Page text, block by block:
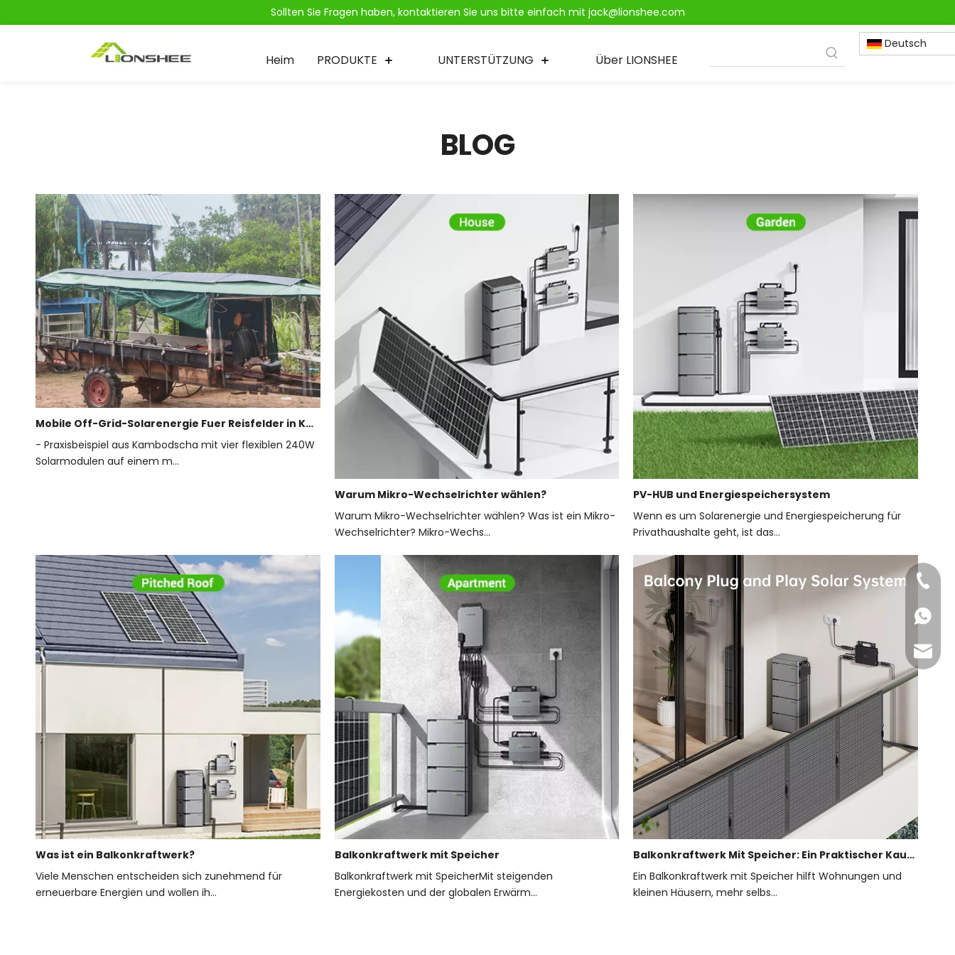
Sollten Sie Fragen haben, kontaktieren Sie uns bitte einfach mit jack@lionshee.com
Heim PRODUKTE UNTERSTÜTZUNG Über LIONSHEE
Deutsch
BLOG
Mobile Off-Grid-Solarenergie Fuer Reisfelder in Kambodscha
- Praxisbeispiel aus Kambodscha mit vier flexiblen 240W
Solarmodulen auf einem m...
Warum Mikro-Wechselrichter wählen?
Warum Mikro-Wechselrichter wählen? Was ist ein Mikro-
Wechselrichter? Mikro-Wechs...
PV-HUB und Energiespeichersystem
Wenn es um Solarenergie und Energiespeicherung für
Privathaushalte geht, ist das...
Was ist ein Balkonkraftwerk?
Viele Menschen entscheiden sich zunehmend für
erneuerbare Energien und wollen ih...
Balkonkraftwerk mit Speicher
Balkonkraftwerk mit SpeicherMit steigenden
Energiekosten und der globalen Erwärm...
Balkonkraftwerk Mit Speicher: Ein Praktischer Kaufratgeber
Ein Balkonkraftwerk mit Speicher hilft Wohnungen und
kleinen Häusern, mehr selbs...
+86-
+86-